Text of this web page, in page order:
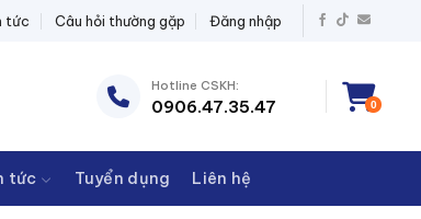
CHÂU
tức Câu hỏi thường gặp Đăng nhập
Hotline CSKH:
0906.47.35.47 0
tức Tuyển dụng Liên hệ